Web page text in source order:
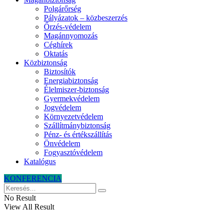
Polgárőrség
Pályázatok – közbeszerzés
Őrzés-védelem
Magánnyomozás
Céghírek
Oktatás
Közbiztonság
Biztosítók
Energiabiztonság
Élelmiszer-biztonság
Gyermekvédelem
Jogvédelem
Környezetvédelem
Szállítmánybiztonság
Pénz- és értékszállítás
Önvédelem
Fogyasztóvédelem
Katalógus
KONFERENCIA
No Result
View All Result